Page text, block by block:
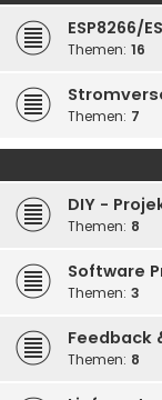
ESP8266/
Themen: 16
Themen: 7
DIY -
Themen: 8
Software
Themen: 3
Feedback
Themen: 8